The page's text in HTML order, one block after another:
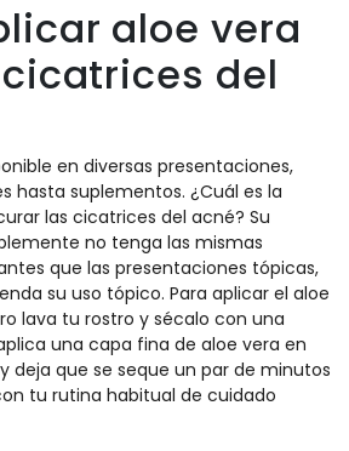
aloe vera
del
en diversas presentaciones,
hasta suplementos. ¿Cuál es la
las cicatrices del acné? Su
no tenga las mismas
que las presentaciones tópicas,
su uso tópico. Para aplicar el aloe
lava tu rostro y sécalo con una
una capa fina de aloe vera en
deja que se seque un par de minutos
tu rutina habitual de cuidado